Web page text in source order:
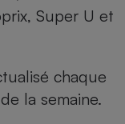
Super U et
chaque
la semaine.